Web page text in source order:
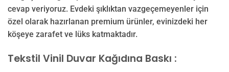
cevap veriyoruz. Evdeki şıklıktan vazgeçemeyenler için
özel olarak hazırlanan premium ürünler, evinizdeki her
köşeye zarafet ve lüks katmaktadır.
Tekstil Vinil Duvar Kağıdına Baskı :